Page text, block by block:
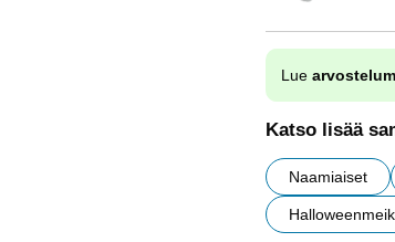
Lue
Katso lisää
Naamiaiset